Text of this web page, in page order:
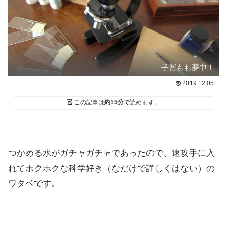
子どもも夢中！
2019.12.05
この記事は約15分で読めます。
つかめる水がガチャガチャであったので、速攻手に入
れてホクホクな科学好き（なだけで詳しくはない）の
ワタベです。